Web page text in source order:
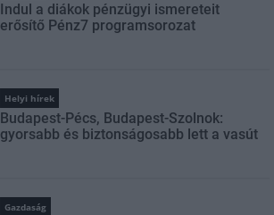
Indul a diákok pénzügyi ismereteit
erősítő Pénz7 programsorozat
Helyi hírek
Budapest-Pécs, Budapest-Szolnok:
gyorsabb és biztonságosabb lett a vasút
Gazdaság